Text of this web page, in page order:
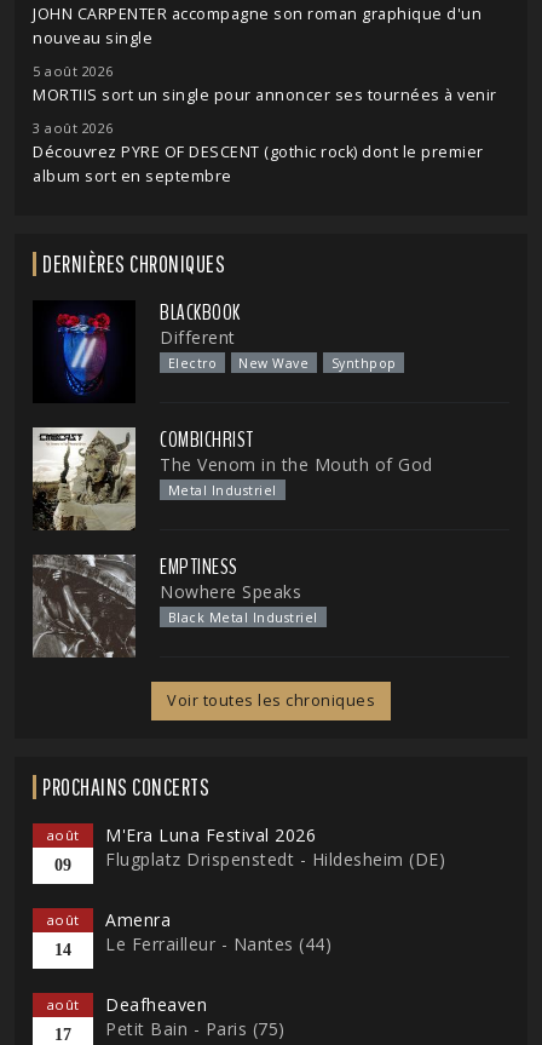
JOHN CARPENTER accompagne son roman graphique d'un
nouveau single
5 août 2026
MORTIIS sort un single pour annoncer ses tournées à venir
3 août 2026
Découvrez PYRE OF DESCENT (gothic rock) dont le premier
album sort en septembre
DERNIÈRES CHRONIQUES
BLACKBOOK
Different
Electro New Wave Synthpop
COMBICHRIST
The Venom in the Mouth of God
Metal Industriel
EMPTINESS
Nowhere Speaks
Black Metal Industriel
Voir toutes les chroniques
PROCHAINS CONCERTS
août
09
M'Era Luna Festival 2026
Flugplatz Drispenstedt - Hildesheim (DE)
août
14
Amenra
Le Ferrailleur - Nantes (44)
août
17
Deafheaven
Petit Bain - Paris (75)